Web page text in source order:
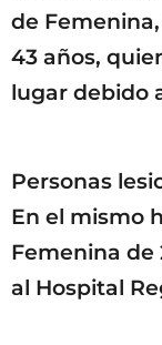
de
43 años,
lugar debido
Personas
En el mismo
Femenina de
al Hospital